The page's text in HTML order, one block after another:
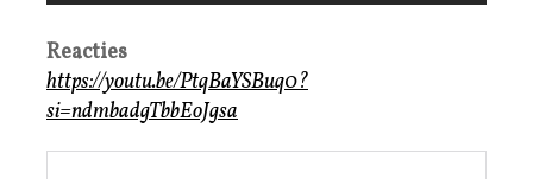
Reacties
https://youtu.be/PtqBaYSBuq0?
si=ndmbadgTbbEoJgsa